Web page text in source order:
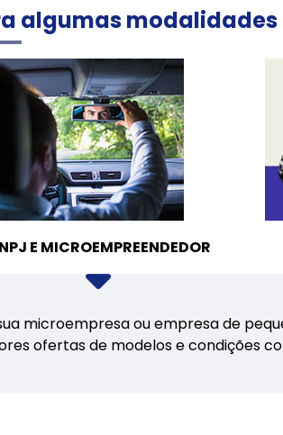
algumas modalidades
E MICROEMPREENDEDOR
microempresa ou empresa de
ofertas de modelos e condições